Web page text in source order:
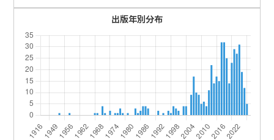
出版年別分布